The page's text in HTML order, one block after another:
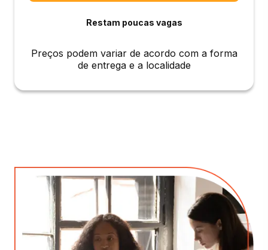
Restam poucas vagas
Preços podem variar de acordo com a forma
de entrega e a localidade